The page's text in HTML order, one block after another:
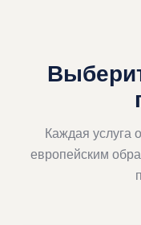
Каждая услуга
европейским